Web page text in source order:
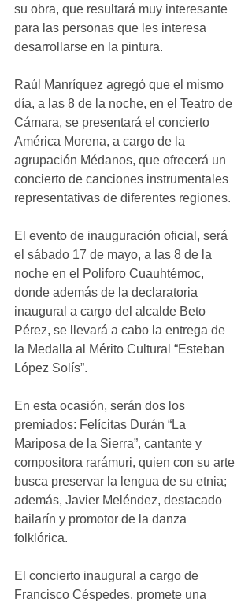
su obra, que resultará muy interesante
para las personas que les interesa
desarrollarse en la pintura.
Raúl Manríquez agregó que el mismo
día, a las 8 de la noche, en el Teatro de
Cámara, se presentará el concierto
América Morena, a cargo de la
agrupación Médanos, que ofrecerá un
concierto de canciones instrumentales
representativas de diferentes regiones.
El evento de inauguración oficial, será
el sábado 17 de mayo, a las 8 de la
noche en el Poliforo Cuauhtémoc,
donde además de la declaratoria
inaugural a cargo del alcalde Beto
Pérez, se llevará a cabo la entrega de
la Medalla al Mérito Cultural “Esteban
López Solís”.
En esta ocasión, serán dos los
premiados: Felícitas Durán “La
Mariposa de la Sierra”, cantante y
compositora rarámuri, quien con su arte
busca preservar la lengua de su etnia;
además, Javier Meléndez, destacado
bailarín y promotor de la danza
folklórica.
El concierto inaugural a cargo de
Francisco Céspedes, promete una